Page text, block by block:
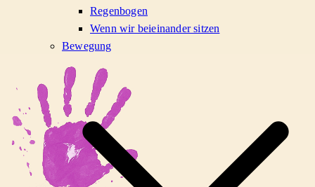
Regenbogen
Wenn wir beieinander sitzen
Bewegung